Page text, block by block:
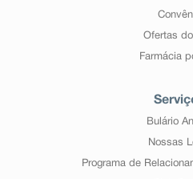
Ofertas
Farmácia
Bulário
Nossas
Programa de